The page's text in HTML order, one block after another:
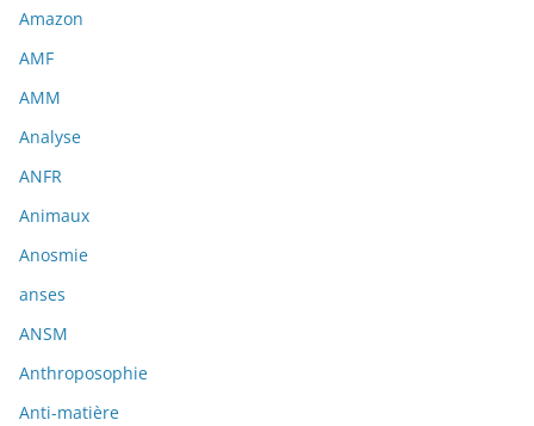
Amazon
AMF
AMM
Analyse
ANFR
Animaux
Anosmie
anses
ANSM
Anthroposophie
Anti-matière